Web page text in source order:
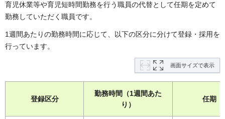
育児休業等や育児短時間勤務を行う職員の代替として任期を定めて
勤務していただく職員です。
1週間あたりの勤務時間に応じて、以下の区分に分けて登録・採用を
行っています。
画面サイズで表示
登録区分
勤務時間（1週間あた
り）
任期